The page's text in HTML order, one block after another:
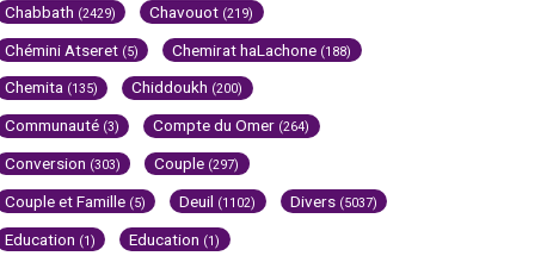
Chabbath (2429) Chavouot (219)
Chémini Atseret (5) Chemirat haLachone (188)
Chemita (135) Chiddoukh (200)
Communauté (3) Compte du Omer (264)
Conversion (303) Couple (297)
Couple et Famille (5) Deuil (1102) Divers (5037)
Education (1) Education (1)